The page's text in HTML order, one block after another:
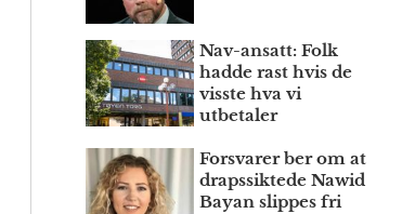
Nav-ansatt: Folk
hadde rast hvis de
visste hva vi
utbetaler
Forsvarer ber om at
draps­siktede Nawid
Bayan slippes fri